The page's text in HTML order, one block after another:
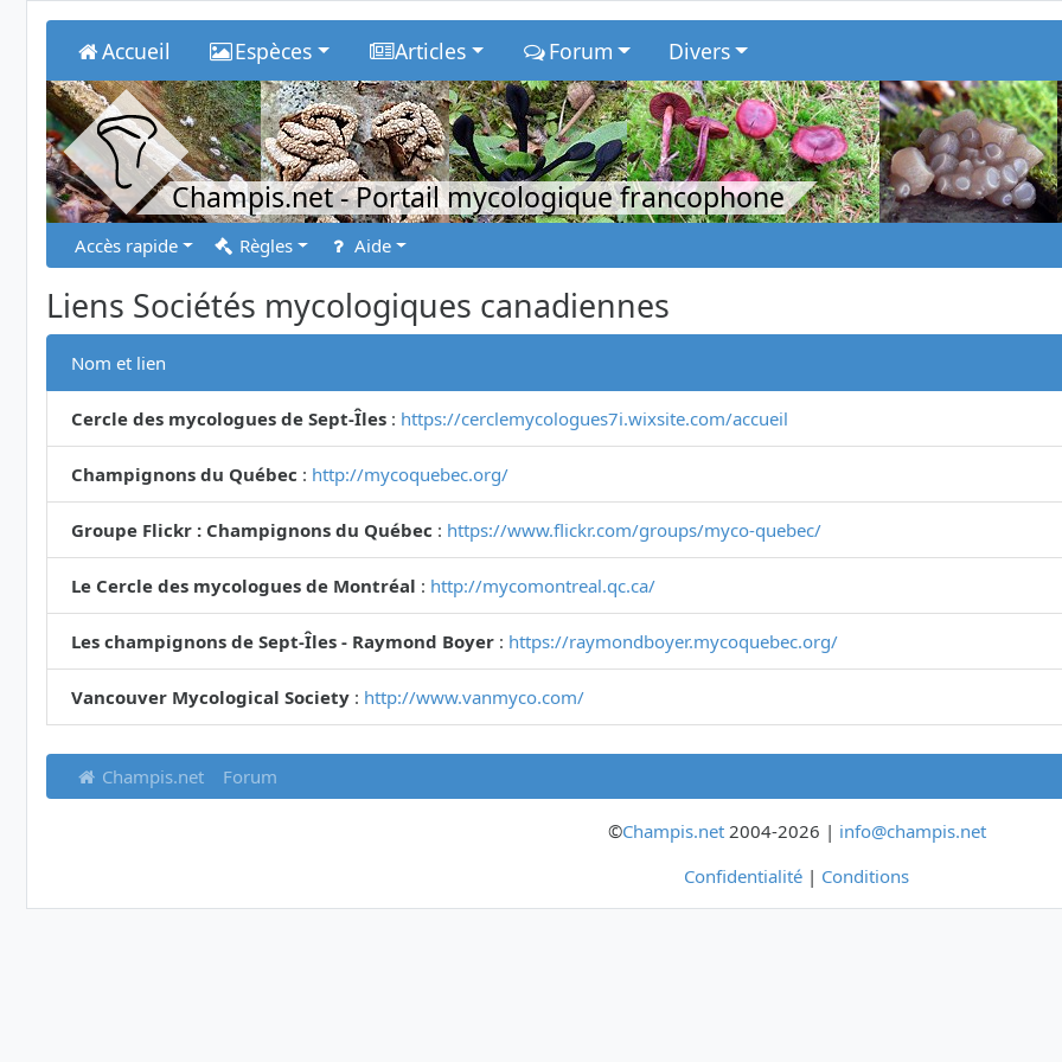
Accueil Espèces Articles Forum Divers
Champis.net- Portail mycologique francophone
Accès rapide Règles Aide
Liens Sociétés mycologiques canadiennes
Nom et lien
Cercle des mycologues de Sept-Îles : https://cerclemycologues7i.wixsite.com/accueil
Champignons du Québec : http://mycoquebec.org/
Groupe Flickr : Champignons du Québec : https://www.flickr.com/groups/myco-quebec/
Le Cercle des mycologues de Montréal : http://mycomontreal.qc.ca/
Les champignons de Sept-Îles - Raymond Boyer : https://raymondboyer.mycoquebec.org/
Vancouver Mycological Society : http://www.vanmyco.com/
Champis.net Forum
©Champis.net2004-2026 | info@champis.net
Confidentialité | Conditions